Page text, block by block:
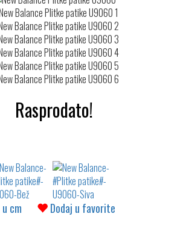
Rasprodato!
cm Dodaj u favorite